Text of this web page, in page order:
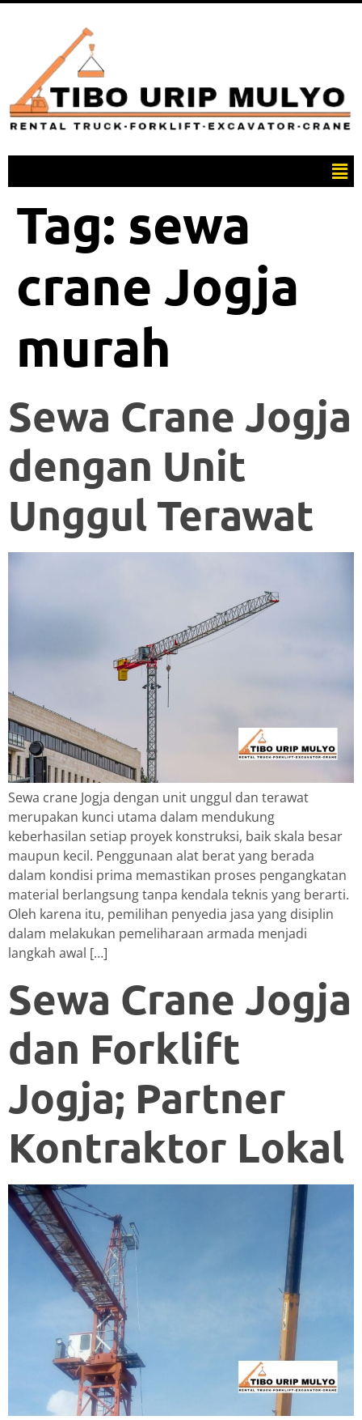
Tag: sewa
crane Jogja
murah
Sewa Crane Jogja
dengan Unit
Unggul Terawat
Sewa crane Jogja dengan unit unggul dan terawat
merupakan kunci utama dalam mendukung
keberhasilan setiap proyek konstruksi, baik skala besar
maupun kecil. Penggunaan alat berat yang berada
dalam kondisi prima memastikan proses pengangkatan
material berlangsung tanpa kendala teknis yang berarti.
Oleh karena itu, pemilihan penyedia jasa yang disiplin
dalam melakukan pemeliharaan armada menjadi
langkah awal […]
Sewa Crane Jogja
dan Forklift
Jogja; Partner
Kontraktor Lokal